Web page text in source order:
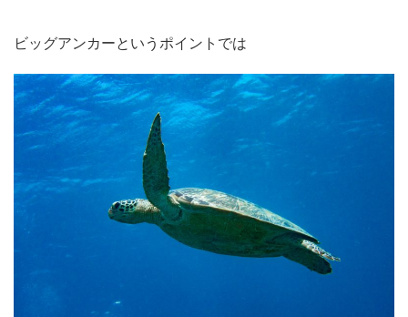
ビッグアンカーというポイントでは